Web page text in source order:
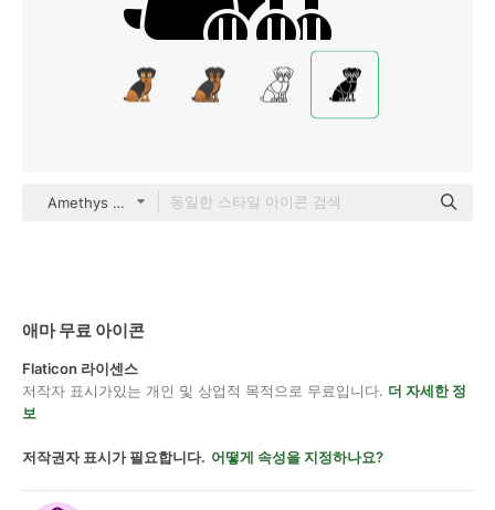
Amethys Design Solid
애마 무료 아이콘
Flaticon 라이센스
저작자 표시가있는 개인 및 상업적 목적으로 무료입니다. 더 자세한 정
보
저작권자 표시가 필요합니다. 어떻게 속성을 지정하나요?